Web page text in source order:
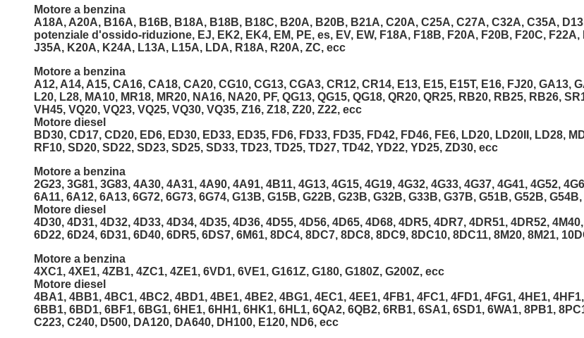
Motore a benzina
A18A, A20A, B16A, B16B, B18A, B18B, B18C, B20A, B20B, B21A, C20A, C25A, C27A, C32A, C35A,
potenziale d'ossido-riduzione, EJ, EK2, EK4, EM, PE, es, EV, EW, F18A, F18B, F20A, F20B, F20C,
J35A, K20A, K24A, L13A, L15A, LDA, R18A, R20A, ZC, ecc
Motore a benzina
A12, A14, A15, CA16, CA18, CA20, CG10, CG13, CGA3, CR12, CR14, E13, E15, E15T, E16, FJ20, GA13,
L20, L28, MA10, MR18, MR20, NA16, NA20, PF, QG13, QG15, QG18, QR20, QR25, RB20, RB25, RB26,
VH45, VQ20, VQ23, VQ25, VQ30, VQ35, Z16, Z18, Z20, Z22, ecc
Motore diesel
BD30, CD17, CD20, ED6, ED30, ED33, ED35, FD6, FD33, FD35, FD42, FD46, FE6, LD20, LD20II, LD28,
RF10, SD20, SD22, SD23, SD25, SD33, TD23, TD25, TD27, TD42, YD22, YD25, ZD30, ecc
Motore a benzina
2G23, 3G81, 3G83, 4A30, 4A31, 4A90, 4A91, 4B11, 4G13, 4G15, 4G19, 4G32, 4G33, 4G37, 4G41, 4G52,
6A11, 6A12, 6A13, 6G72, 6G73, 6G74, G13B, G15B, G22B, G23B, G32B, G33B, G37B, G51B, G52B,
Motore diesel
4D30, 4D31, 4D32, 4D33, 4D34, 4D35, 4D36, 4D55, 4D56, 4D65, 4D68, 4DR5, 4DR7, 4DR51, 4DR52,
6D22, 6D24, 6D31, 6D40, 6DR5, 6DS7, 6M61, 8DC4, 8DC7, 8DC8, 8DC9, 8DC10, 8DC11, 8M20, 8M21,
Motore a benzina
4XC1, 4XE1, 4ZB1, 4ZC1, 4ZE1, 6VD1, 6VE1, G161Z, G180, G180Z, G200Z, ecc
Motore diesel
4BA1, 4BB1, 4BC1, 4BC2, 4BD1, 4BE1, 4BE2, 4BG1, 4EC1, 4EE1, 4FB1, 4FC1, 4FD1, 4FG1, 4HE1,
6BB1, 6BD1, 6BF1, 6BG1, 6HE1, 6HH1, 6HK1, 6HL1, 6QA2, 6QB2, 6RB1, 6SA1, 6SD1, 6WA1, 8PB1,
C223, C240, D500, DA120, DA640, DH100, E120, ND6, ecc